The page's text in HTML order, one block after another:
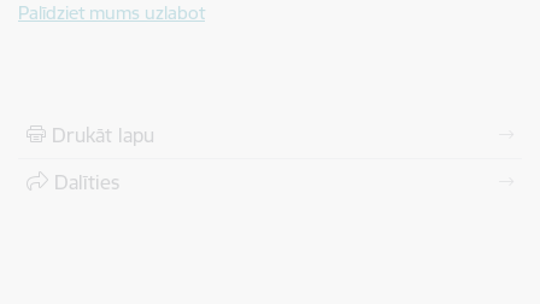
Palīdziet mums uzlabot
Drukāt lapu
Dalīties